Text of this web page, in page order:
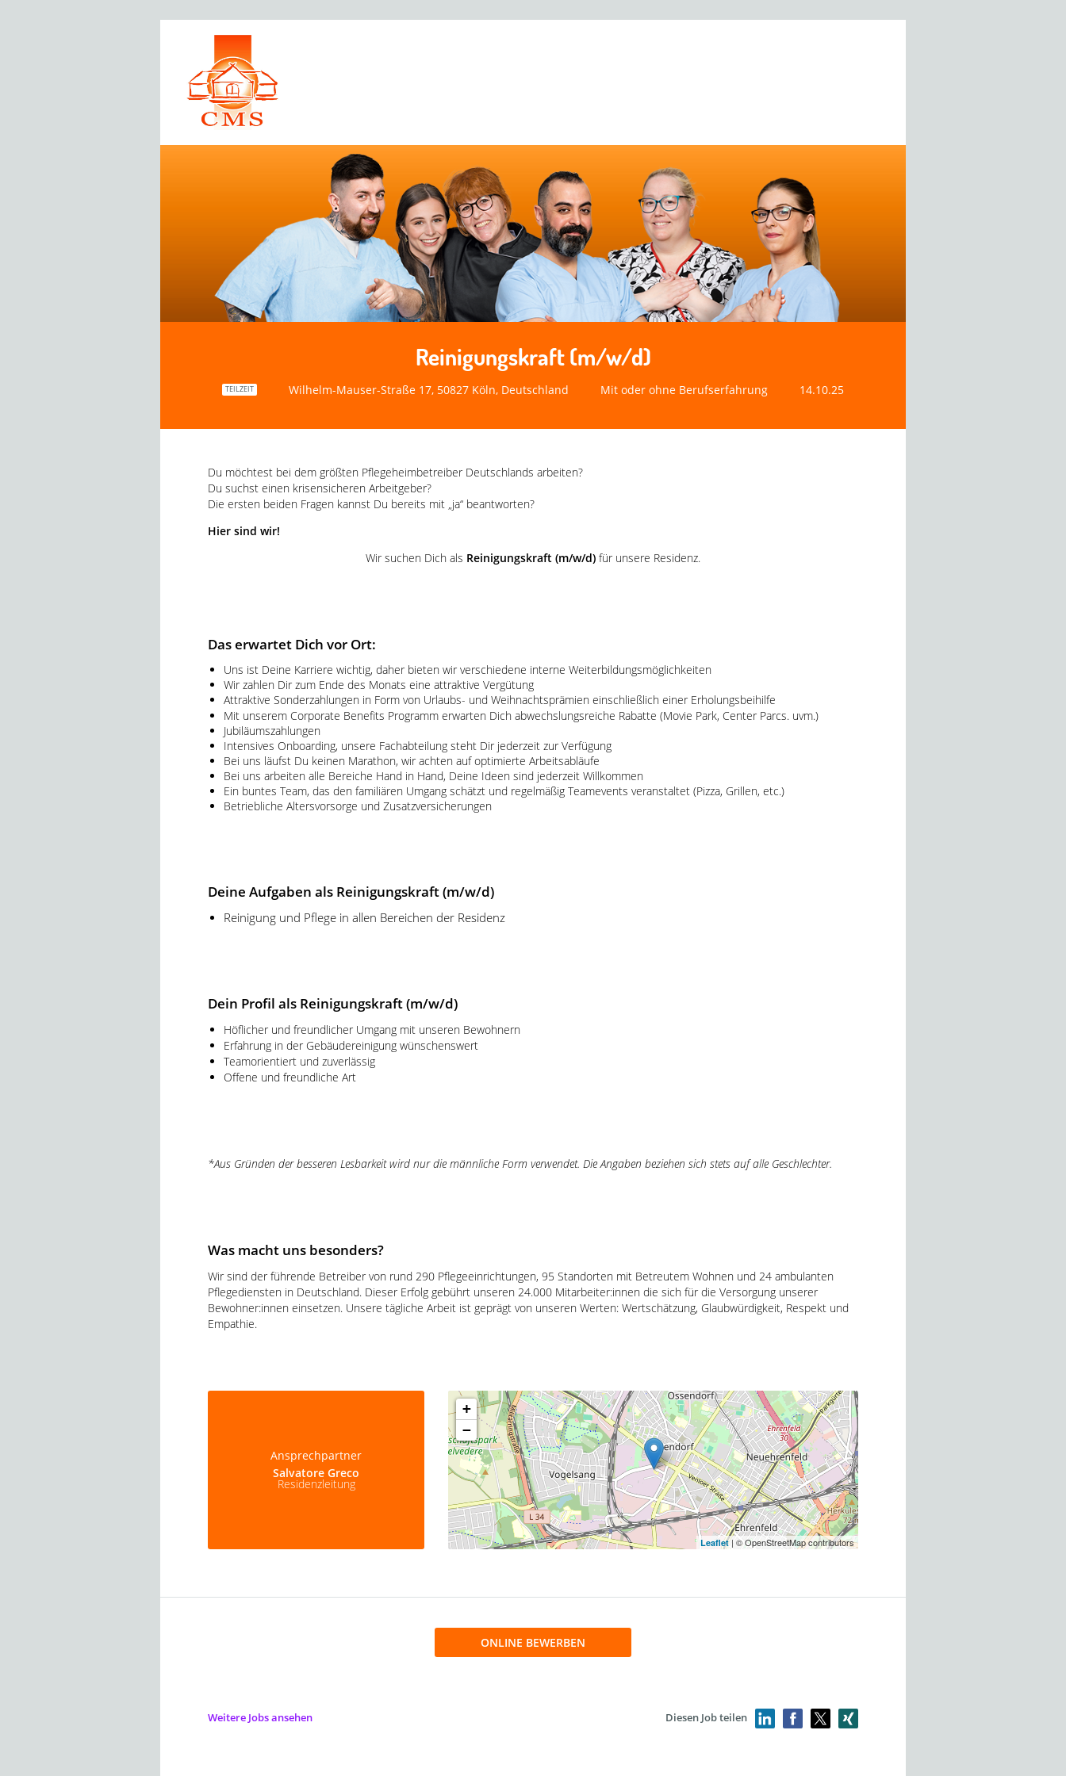
Reinigungskraft (m/w/d)
TEILZEIT Wilhelm-Mauser-Straße 17, 50827 Köln, Deutschland Mit oder ohne Berufserfahrung 14.10.25
Du möchtest bei dem größten Pflegeheimbetreiber Deutschlands arbeiten?
Du suchst einen krisensicheren Arbeitgeber?
Die ersten beiden Fragen kannst Du bereits mit „ja“ beantworten?
Hier sind wir!
Wir suchen Dich als Reinigungskraft (m/w/d) für unsere Residenz.
Das erwartet Dich vor Ort:
Uns ist Deine Karriere wichtig, daher bieten wir verschiedene interne Weiterbildungsmöglichkeiten
Wir zahlen Dir zum Ende des Monats eine attraktive Vergütung
Attraktive Sonderzahlungen in Form von Urlaubs- und Weihnachtsprämien einschließlich einer Erholungsbeihilfe
Mit unserem Corporate Benefits Programm erwarten Dich abwechslungsreiche Rabatte (Movie Park, Center Parcs. uvm.)
Jubiläumszahlungen
Intensives Onboarding, unsere Fachabteilung steht Dir jederzeit zur Verfügung
Bei uns läufst Du keinen Marathon, wir achten auf optimierte Arbeitsabläufe
Bei uns arbeiten alle Bereiche Hand in Hand, Deine Ideen sind jederzeit Willkommen
Ein buntes Team, das den familiären Umgang schätzt und regelmäßig Teamevents veranstaltet (Pizza, Grillen, etc.)
Betriebliche Altersvorsorge und Zusatzversicherungen
Deine Aufgaben als Reinigungskraft (m/w/d)
Reinigung und Pflege in allen Bereichen der Residenz
Dein Profil als Reinigungskraft (m/w/d)
Höflicher und freundlicher Umgang mit unseren Bewohnern
Erfahrung in der Gebäudereinigung wünschenswert
Teamorientiert und zuverlässig
Offene und freundliche Art
*Aus Gründen der besseren Lesbarkeit wird nur die männliche Form verwendet. Die Angaben beziehen sich stets auf alle Geschlechter.
Was macht uns besonders?
Wir sind der führende Betreiber von rund 290 Pflegeeinrichtungen, 95 Standorten mit Betreutem Wohnen und 24 ambulanten
Pflegediensten in Deutschland. Dieser Erfolg gebührt unseren 24.000 Mitarbeiter:innen die sich für die Versorgung unserer
Bewohner:innen einsetzen. Unsere tägliche Arbeit ist geprägt von unseren Werten: Wertschätzung, Glaubwürdigkeit, Respekt und
Empathie.
Ansprechpartner
Salvatore Greco
Residenzleitung
+
−
Leaflet| © OpenStreetMap contributors
ONLINE BEWERBEN
Weitere Jobs ansehen Diesen Job teilen